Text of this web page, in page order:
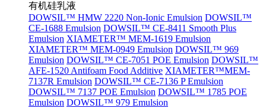
有机硅乳液
DOWSIL™ HMW 2220 Non-Ionic Emulsion DOWSIL™
CE-1688 Emulsion DOWSIL™ CE-8411 Smooth Plus
Emulsion XIAMETER™ MEM-1619 Emulsion
XIAMETER™ MEM-0949 Emulsion DOWSIL™ 969
Emulsion DOWSIL™ CE-7051 POE Emulsion DOWSIL™
AFE-1520 Antifoam Food Additive XIAMETER™MEM-
7137R Emulsion DOWSIL™ CE-7136 P Emulsion
DOWSIL™ 7137 POE Emulsion DOWSIL™ 1785 POE
Emulsion DOWSIL™ 979 Emulsion